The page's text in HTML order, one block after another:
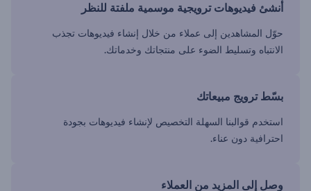
أنشئ فيديوهات ترويجية موسمية ملفتة للنظر
حوّل المشاهدين إلى عملاء من خلال إنشاء فيديوهات تجذب
الانتباه وتسليط الضوء على منتجاتك وخدماتك.
بسّط ترويج مبيعاتك
استخدم قوالبنا السهلة التخصيص لإنشاء فيديوهات بجودة
احترافية دون عناء.
وصل إلى المزيد من العملاء